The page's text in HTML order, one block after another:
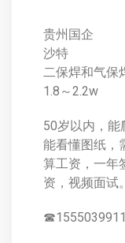
贵州国企
沙特
二保焊和气保
1.8～2.2w
50岁以内，能
能看懂图纸，
算工资，一年
资，视频面试